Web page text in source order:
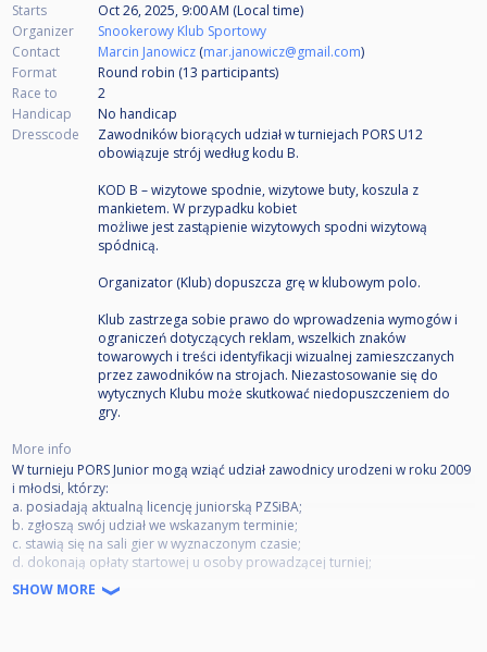
Starts
Oct 26, 2025, 9:00 AM (Local time)
Organizer
Snookerowy Klub Sportowy
Contact
Marcin Janowicz (mar.janowicz@gmail.com)
Format
Round robin (13 participants)
Race to
2
Handicap
No handicap
Dresscode
Zawodników biorących udział w turniejach PORS U12
obowiązuje strój według kodu B.
KOD B – wizytowe spodnie, wizytowe buty, koszula z
mankietem. W przypadku kobiet
możliwe jest zastąpienie wizytowych spodni wizytową
spódnicą.
Organizator (Klub) dopuszcza grę w klubowym polo.
Klub zastrzega sobie prawo do wprowadzenia wymogów i
ograniczeń dotyczących reklam, wszelkich znaków
towarowych i treści identyfikacji wizualnej zamieszczanych
przez zawodników na strojach. Niezastosowanie się do
wytycznych Klubu może skutkować niedopuszczeniem do
gry.
More info
W turnieju PORS Junior mogą wziąć udział zawodnicy urodzeni w roku 2009
i młodsi, którzy:
a. posiadają aktualną licencję juniorską PZSiBA;
b. zgłoszą swój udział we wskazanym terminie;
c. stawią się na sali gier w wyznaczonym czasie;
d. dokonają opłaty startowej u osoby prowadzącej turniej;
e. nie posiadają zaległości w opłatach wobec Klubów lub PZSiBA;
f. wyrażają zgodę na udostępnienie wizerunku.
SHOW MORE